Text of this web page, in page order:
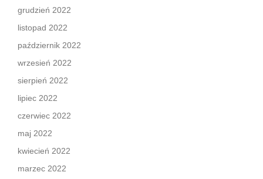
grudzień 2022
listopad 2022
październik 2022
wrzesień 2022
sierpień 2022
lipiec 2022
czerwiec 2022
maj 2022
kwiecień 2022
marzec 2022